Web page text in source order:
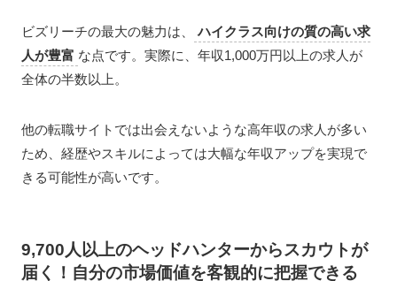
ビズリーチの最大の魅力は、
ハイクラス向けの質の高い求
人が豊富 な点です。実際に、年収1,000万円以上の求人が
全体の半数以上。
他の転職サイトでは出会えないような高年収の求人が多い
ため、経歴やスキルによっては大幅な年収アップを実現で
きる可能性が高いです。
9,700人以上のヘッドハンターからスカウトが
届く！自分の市場価値を客観的に把握できる